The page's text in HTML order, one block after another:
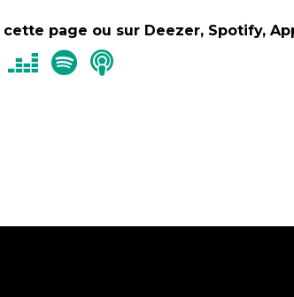
cette page ou sur Deezer, Spotify,